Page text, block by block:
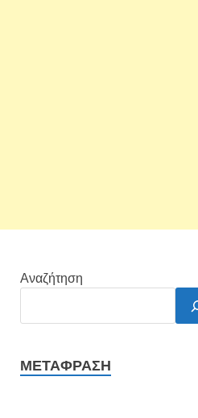
Αναζήτηση
ΜΕΤΆΦΡΑΣΗ